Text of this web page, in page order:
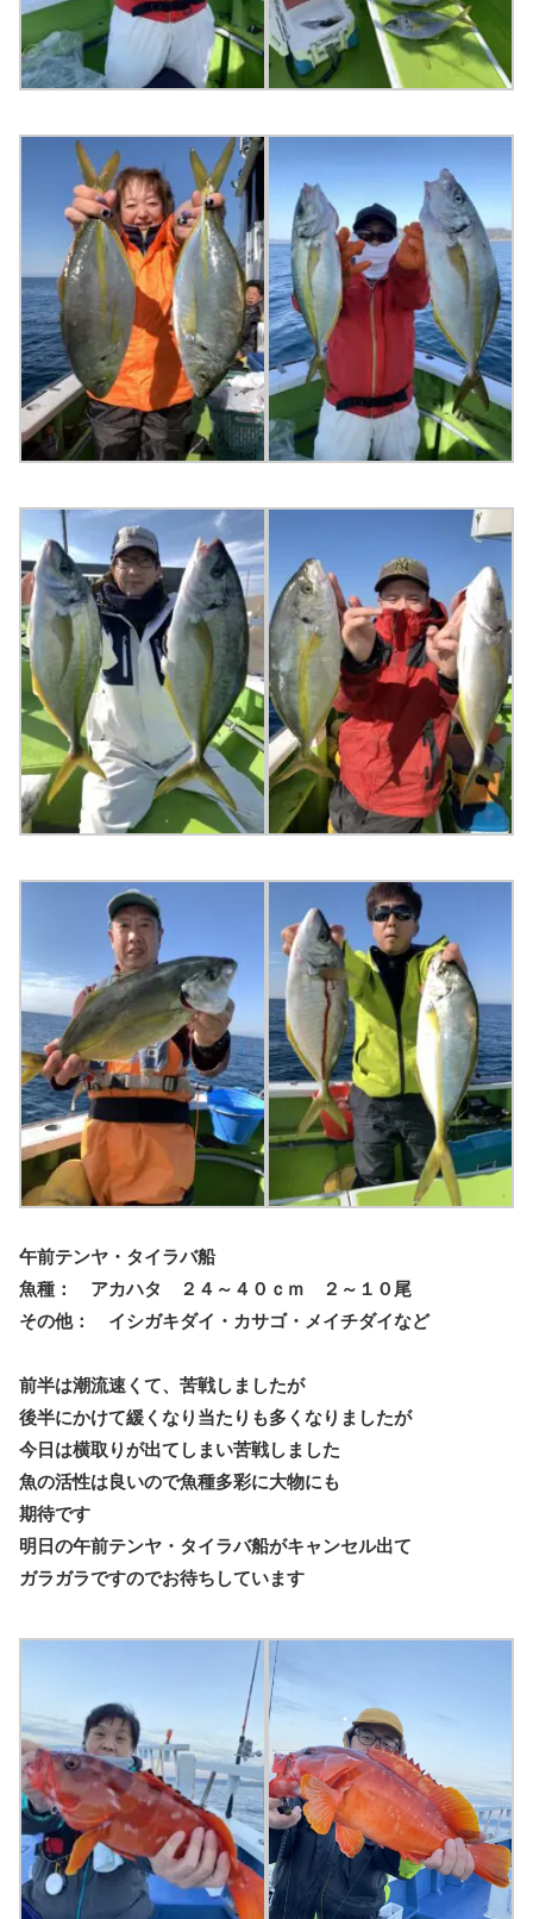
午前テンヤ・タイラバ船
魚種： アカハタ ２４～４０ｃｍ ２～１０尾
その他： イシガキダイ・カサゴ・メイチダイなど
前半は潮流速くて、苦戦しましたが
後半にかけて緩くなり当たりも多くなりましたが
今日は横取りが出てしまい苦戦しました
魚の活性は良いので魚種多彩に大物にも
期待です
明日の午前テンヤ・タイラバ船がキャンセル出て
ガラガラですのでお待ちしています